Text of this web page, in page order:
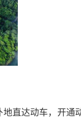
直达动车，开通